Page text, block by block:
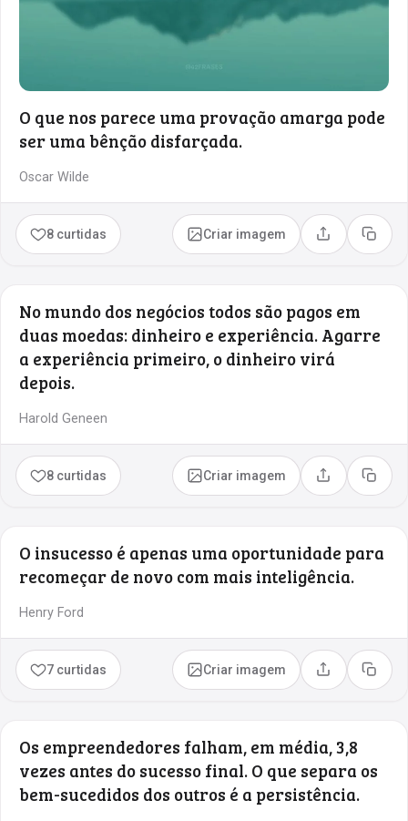
O que nos parece uma provação amarga pode
ser uma bênção disfarçada.
Oscar Wilde
8 curtidas Criar imagem Compartilhar
Copiar
No mundo dos negócios todos são pagos em
duas moedas: dinheiro e experiência. Agarre
a experiência primeiro, o dinheiro virá
depois.
Harold Geneen
8 curtidas Criar imagem Compartilhar
Copiar
O insucesso é apenas uma oportunidade para
recomeçar de novo com mais inteligência.
Henry Ford
7 curtidas Criar imagem Compartilhar
Copiar
Os empreendedores falham, em média, 3,8
vezes antes do sucesso final. O que separa os
bem-sucedidos dos outros é a persistência.